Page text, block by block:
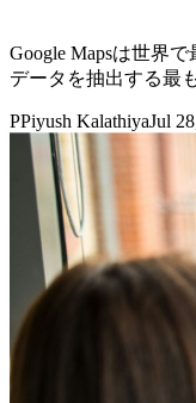
Google Mapsは世界
データを抽出する最
PPiyush KalathiyaJul